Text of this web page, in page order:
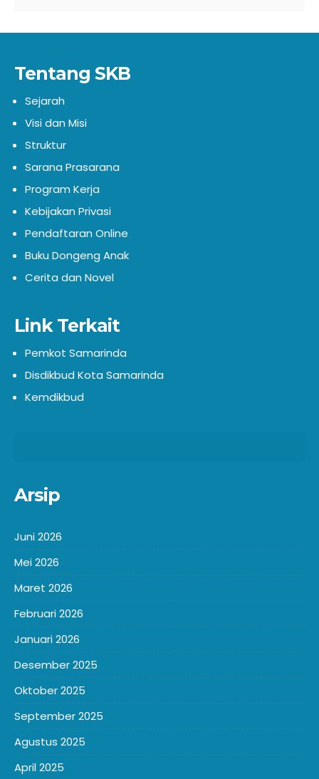
Tentang SKB
Sejarah
Visi dan Misi
Struktur
Sarana Prasarana
Program Kerja
Kebijakan Privasi
Pendaftaran Online
Buku Dongeng Anak
Cerita dan Novel
Link Terkait
Pemkot Samarinda
Disdikbud Kota Samarinda
Kemdikbud
Arsip
Juni 2026
Mei 2026
Maret 2026
Februari 2026
Januari 2026
Desember 2025
Oktober 2025
September 2025
Agustus 2025
April 2025